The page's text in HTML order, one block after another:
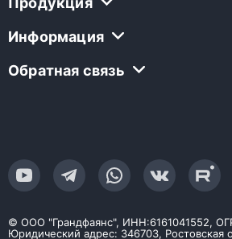
Информация
Обратная связь
© ООО "Грандфаянс", ИНН:6161041552,
Юридический адрес: 346703, Ростовская